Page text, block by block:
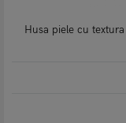
Husa piele cu